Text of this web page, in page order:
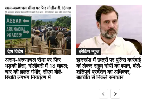
देश-विदेश
असम-अरुणाचल सीमा पर फिर
भड़की हिंसा, गोलीबारी में 18 घायल;
चार की हालत गंभीर, सीएम बोले-
स्थिति लगभग नियंत्रण में
ब्रेकिंग न्यूज
झारखंड में छात्रों पर पुलिस कार्रवाई
को लेकर राहुल गांधी का बयान, बोले-
शांतिपूर्ण प्रदर्शन का अधिकार,
बातचीत से निकले समाधान